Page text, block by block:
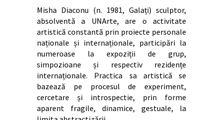
Misha Diaconu (n. 1981, Galați) sculptor,
absolventă a UNArte, are o activitate
artistică constantă prin proiecte personale
naționale și internaționale, participări la
numeroase la expoziții de grup,
simpozioane și respectiv rezidențe
internaționale. Practica sa artistică se
bazează pe procesul de experiment,
cercetare și introspectie, prin forme
aparent fragile, dinamice, gestuale, la